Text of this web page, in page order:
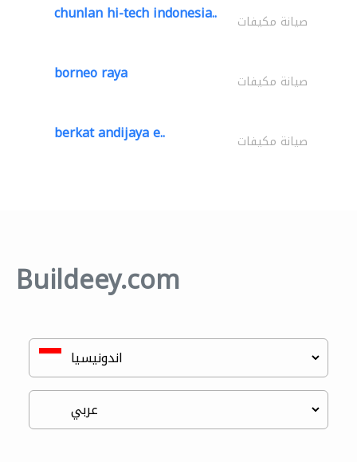
chunlan hi-tech indonesia.. صيانة مكيفات
borneo raya صيانة مكيفات
berkat andijaya e.. صيانة مكيفات
Buildeey.com